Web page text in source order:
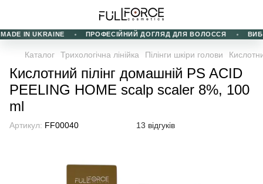
IN UKRAINE ПРОФЕСІЙНИЙ ДОГЛЯД ДЛЯ ВОЛОССЯ
Каталог Трихологічна лінійка Пілінги шкіри голови
Кислотний пілінг домашній PS ACID
PEELING HOME scalp scaler 8%, 100
ml
Артикул: FF00040 13 відгуків